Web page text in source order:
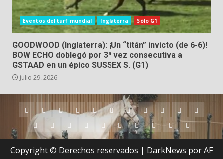
Eventos del turf mundial Inglaterra Sólo G1
GOODWOOD (Inglaterra): ¡Un “titán” invicto (de 6-6)!
BOW ECHO doblegó por 3ª vez consecutiva a
GSTAAD en un épico SUSSEX S. (G1)
julio 29, 2026
Argentina
AustraliaBrasilChileDubaiEstados
Unidos
Hong
Kong
Inglaterra
IrlandaJapónNueva
Zelanda
PanamáPerú
Puerto
Rico
QatarSingapurSuráfrica
UruguayVenezuelaHipódromos
(Dubai)
Copyright © Derechos reservados | DarkNews por AF